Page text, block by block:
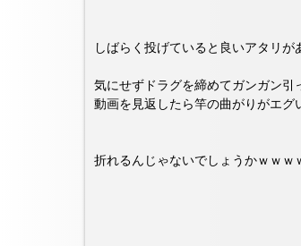
しばらく投げていると良いアタリが
気にせずドラグを締めてガンガン引
動画を見返したら竿の曲がりがエグ
折れるんじゃないでしょうかｗｗｗ